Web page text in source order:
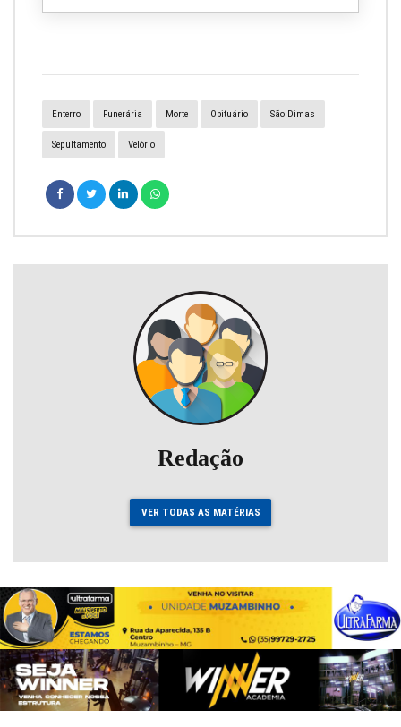
Enterro Funerária Morte Obituário São Dimas
Sepultamento Velório
Redação
VER TODAS AS MATÉRIAS